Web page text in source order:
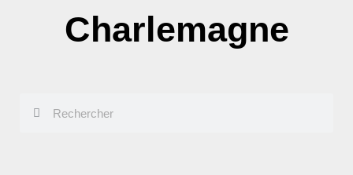
Charlemagne